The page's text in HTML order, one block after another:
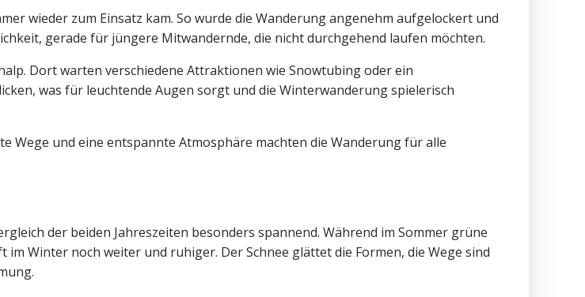
wieder zum Einsatz kam. So wurde die Wanderung angenehm aufgelockert und
gerade für jüngere Mitwandernde, die nicht durchgehend laufen möchten.
Dort warten verschiedene Attraktionen wie Snowtubing oder ein
was für leuchtende Augen sorgt und die Winterwanderung spielerisch
Wege und eine entspannte Atmosphäre machten die Wanderung für alle
der beiden Jahreszeiten besonders spannend. Während im Sommer grüne
Winter noch weiter und ruhiger. Der Schnee glättet die Formen, die Wege sind